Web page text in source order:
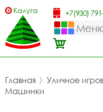
Калуга +7(930)
Главная 〉 Уличное
Машинки